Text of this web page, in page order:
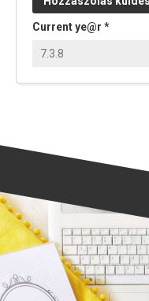
Current ye@r *